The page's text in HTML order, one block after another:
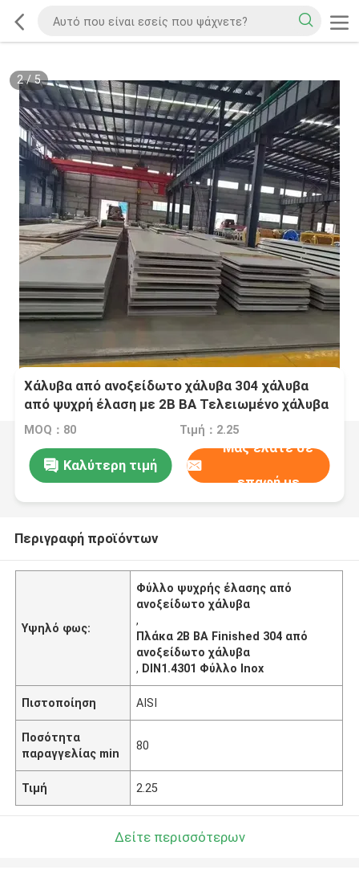
2/5
Χάλυβα από ανοξείδωτο χάλυβα 304 χάλυβα
από ψυχρή έλαση με 2B BA Τελειωμένο χάλυβα
από ανοξείδωτο χάλυβα DIN1.4301
MOQ：80 Τιμή：2.25
Καλύτερη τιμή
Μας ελάτε σε
επαφή με
Περιγραφή προϊόντων
Υψηλό φως:
Φύλλο ψυχρής έλασης από
ανοξείδωτο χάλυβα
,
Πλάκα 2B BA Finished 304 από
ανοξείδωτο χάλυβα
, DIN1.4301 Φύλλο Inox
Πιστοποίηση AISI
Ποσότητα
παραγγελίας min
80
Τιμή 2.25
Δείτε περισσότερων